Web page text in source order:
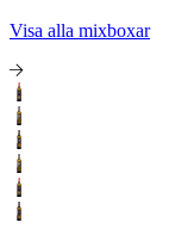
Visa alla mixboxar